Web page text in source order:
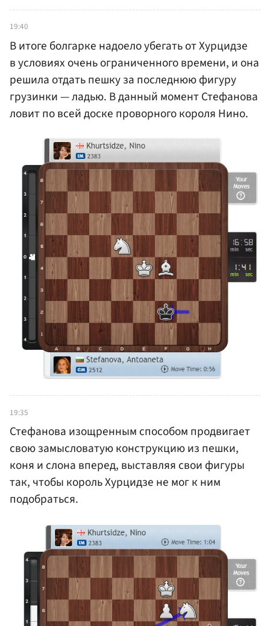
19:40
В итоге болгарке надоело убегать от Хурцидзе
в условиях очень ограниченного времени, и она
решила отдать пешку за последнюю фигуру
грузинки — ладью. В данный момент Стефанова
ловит по всей доске проворного короля Нино.
19:35
Стефанова изощренным способом продвигает
свою замысловатую конструкцию из пешки,
коня и слона вперед, выставляя свои фигуры
так, чтобы король Хурцидзе не мог к ним
подобраться.